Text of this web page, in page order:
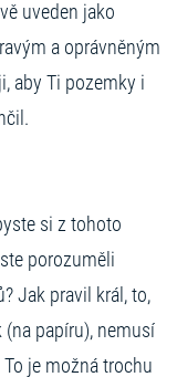
uveden jako
a oprávněným
aby Ti pozemky i
si z tohoto
porozuměli
Jak pravil král, to,
papíru), nemusí
je možná trochu